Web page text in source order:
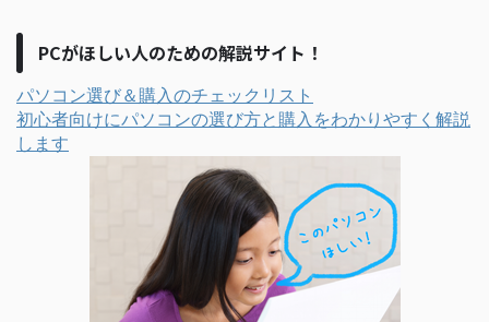
PCがほしい人のための解説サイト！
パソコン選び＆購入のチェックリスト
初心者向けにパソコンの選び方と購入をわかりやすく解説
します